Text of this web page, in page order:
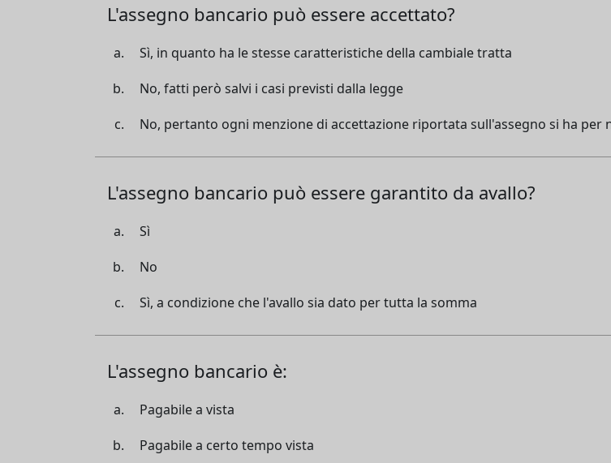
L'assegno bancario può essere accettato?
Sì, in quanto ha le stesse caratteristiche della cambiale tratta
No, fatti però salvi i casi previsti dalla legge
No, pertanto ogni menzione di accettazione riportata sull'assegno si ha per
L'assegno bancario può essere garantito da avallo?
Sì
No
Sì, a condizione che l'avallo sia dato per tutta la somma
L'assegno bancario è:
Pagabile a vista
Pagabile a certo tempo vista